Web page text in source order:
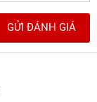
GỬI ĐÁNH GIÁ